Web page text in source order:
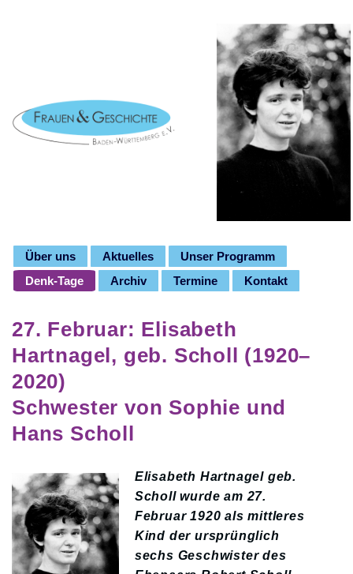
Über uns Aktuelles
Unser Programm
Denk-Tage
Archiv Termine Kontakt
27. Februar: Elisabeth
Hartnagel, geb. Scholl (1920–
2020)
Schwester von Sophie und
Hans Scholl
Elisabeth Hartnagel geb.
Scholl wurde am 27.
Februar 1920 als mittleres
Kind der ursprünglich
sechs Geschwister des